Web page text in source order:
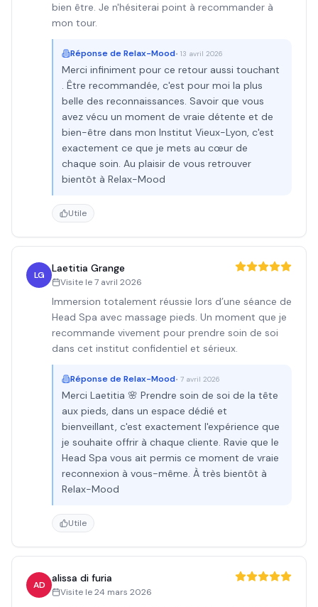
bien être. Je n'hésiterai point à recommander à
mon tour.
Réponse de Relax-Mood• 13 avril 2026
Merci infiniment pour ce retour aussi touchant
. Être recommandée, c'est pour moi la plus
belle des reconnaissances. Savoir que vous
avez vécu un moment de vraie détente et de
bien-être dans mon Institut Vieux-Lyon, c'est
exactement ce que je mets au cœur de
chaque soin. Au plaisir de vous retrouver
bientôt à Relax-Mood
Utile
LG
Laetitia Grange
Visite le7 avril 2026
Immersion totalement réussie lors d’une séance de
Head Spa avec massage pieds. Un moment que je
recommande vivement pour prendre soin de soi
dans cet institut confidentiel et sérieux.
Réponse de Relax-Mood• 7 avril 2026
Merci Laetitia 🌸 Prendre soin de soi de la tête
aux pieds, dans un espace dédié et
bienveillant, c'est exactement l'expérience que
je souhaite offrir à chaque cliente. Ravie que le
Head Spa vous ait permis ce moment de vraie
reconnexion à vous-même. À très bientôt à
Relax-Mood
Utile
AD
alissa di furia
Visite le24 mars 2026